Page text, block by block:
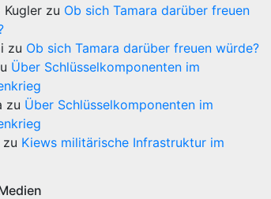
Kugler zu Ob sich Tamara darüber freuen
zu Ob sich Tamara darüber freuen würde?
Über Schlüsselkomponenten im
zu Über Schlüsselkomponenten im
zu Kiews militärische Infrastruktur im